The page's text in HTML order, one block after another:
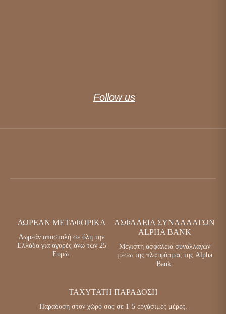
Follow us
ΔΩΡΕΆΝ ΜΕΤΑΦΟΡΙΚΆ
Δωρεάν αποστολή σε όλη την
Ελλάδα για αγορές άνω των 25
Ευρώ.
ΑΣΦΆΛΕΙΑ ΣΥΝΑΛΛΑΓΏΝ
ALPHA BANK
Μέγιστη ασφάλεια συναλλαγών
μέσω της πλατφόρμας της Alpha
Bank.
ΤΑΧΎΤΑΤΗ ΠΑΡΆΔΟΣΗ
Παράδοση στον χώρο σας σε 1-5 εργάσιμες μέρες.